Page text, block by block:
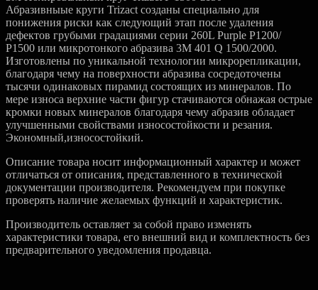
Абразивныые круги Trizact созданы специально для
понижения риски как следующий этап после удаления
дефектов грубыми градациями серии 260L Purple Р1200/
Р1500 или микротонкого абразива 3М 401 Q 1500/2000.
Изготовлены по уникальной технологии микрорепликации,
благодаря чему на поверхности абразива сосредоточены
тысячи одинаковых пирамид состоящих из минералов. По
мере износа верхние части фигур стачиваются обнажая острые
кромки новых минералов благодаря чему абразив обладает
улучшенными свойствами износостойкости и резания.
Экономный,износостойкий.
Описание товара носит информационный характер и может
отличаться от описания, представленного в технической
документации производителя. Рекомендуем при покупке
проверять наличие желаемых функций и характеристик.
Производитель оставляет за собой право изменять
характеристики товара, его внешний вид и комплектность без
предварительного уведомления продавца.